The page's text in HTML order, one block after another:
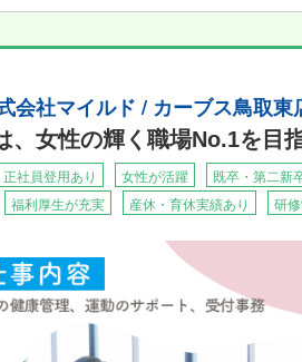
が好きな方
てる仕事がしたい方
、行動する力が身につきます！★
取東店」「カーブス鳥取北店」「カーブ
動する力をみにつけ、地域に貢献できる
通して病気へのリスクを減らすことが
会社マイルド / カーブス鳥取
、女性の輝く職場No.1を目
正社員登用あり 女性が活躍 既卒・第二新
福利厚生が充実 産休・育休実績あり 研